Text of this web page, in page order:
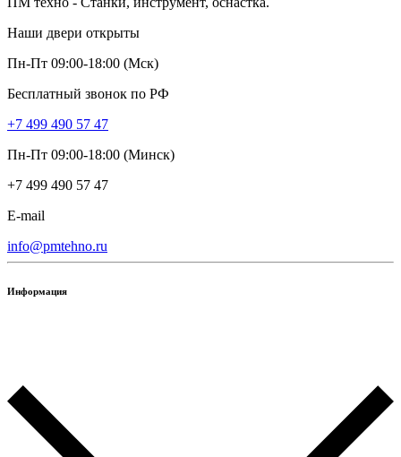
Наши двери открыты
Пн-Пт 09:00-18:00 (Мск)
Бесплатный звонок по РФ
+7 499 490 57 47
Пн-Пт 09:00-18:00 (Минск)
+7 499 490 57 47
E-mail
info@pmtehno.ru
Информация